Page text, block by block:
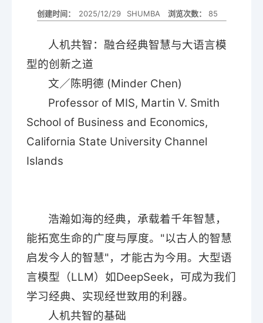
学生发展
教务系统 会议室
创建时间： 2025/12/29 SHUMBA 浏览次数： 85
人机共智：融合经典智慧与大语言模
型的创新之道
文／陈明德 (Minder Chen)
Professor of MIS, Martin V. Smith
School of Business and Economics,
California State University Channel
Islands
浩瀚如海的经典，承载着千年智慧，
能拓宽生命的广度与厚度。"以古人的智慧
启发今人的智慧"，才能古为今用。大型语
言模型（LLM）如DeepSeek，可成为我们
学习经典、实现经世致用的利器。
人机共智的基础